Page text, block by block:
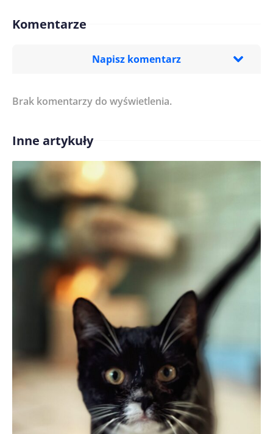
Komentarze
Napisz komentarz
Treść komentarza*
Imię/ Nick*
Zapamiętaj moje dane w tej przeglądarce podczas
pisania kolejnych komentarzy.
Brak komentarzy do wyświetlenia.
Inne artykuły